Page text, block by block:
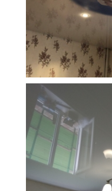
Площадь 19 м2